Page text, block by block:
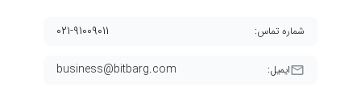
ایمیل: business@bitbarg.com
شماره تماس: ۰۲۱-۹۱۰۰۹۰۱۱